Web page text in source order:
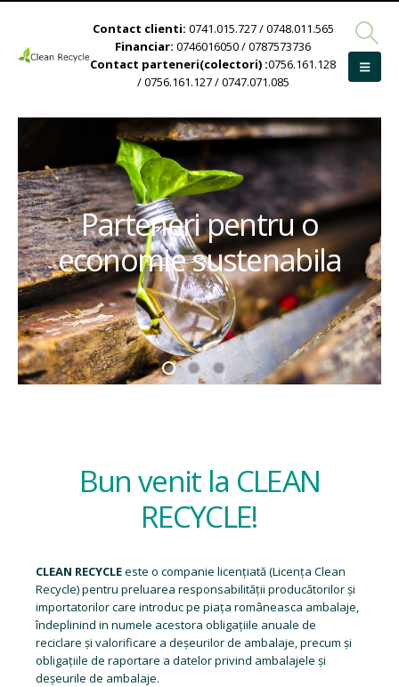
Contact clienti: 0741.015.727 / 0748.011.565
Financiar: 0746016050 / 0787573736
Contact parteneri(colectori) :0756.161.128
/ 0756.161.127 / 0747.071.085
Parteneri pentru o
economie sustenabila
Bun venit la CLEAN
RECYCLE!
CLEAN RECYCLEeste o companie licențiată (Licența Clean
Recycle) pentru preluarea responsabilității producătorilor și
importatorilor care introduc pe piața româneasca ambalaje,
îndeplinind in numele acestora obligațiile anuale de
reciclare și valorificare a deșeurilor de ambalaje, precum și
obligațiile de raportare a datelor privind ambalajele și
deșeurile de ambalaje.